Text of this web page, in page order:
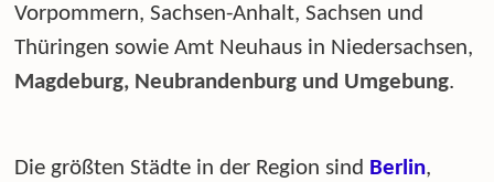
Vorpommern, Sachsen-Anhalt, Sachsen und
Thüringen sowie Amt Neuhaus in Niedersachsen,
Magdeburg, Neubrandenburg und Umgebung.
Die größten Städte in der Region sind Berlin,